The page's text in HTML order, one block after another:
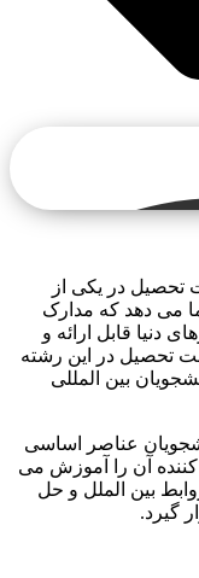
در یکی از
می دهد که مدارک
دنیا قابل ارائه و
تحصیل در این رشته
بین المللی
عناصر اساسی
آن را آموزش می
بین الملل و حل
گیرد.